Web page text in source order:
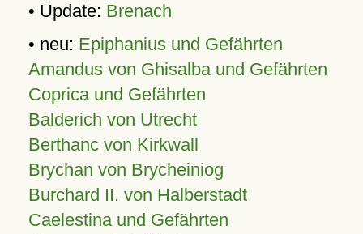
• Update: Brenach
• neu: Epiphanius und Gefährten
Amandus von Ghisalba und Gefährten
Coprica und Gefährten
Balderich von Utrecht
Berthanc von Kirkwall
Brychan von Brycheiniog
Burchard II. von Halberstadt
Caelestina und Gefährten